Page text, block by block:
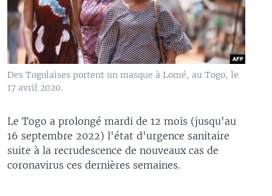
Des Togolaises portent un masque à Lomé, au Togo, le
17 avril 2020.
Le Togo a prolongé mardi de 12 mois (jusqu'au
16 septembre 2022) l'état d'urgence sanitaire
suite à la recrudescence de nouveaux cas de
coronavirus ces dernières semaines.